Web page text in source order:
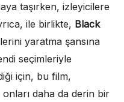
taşırken, izleyicilere
ile birlikte, Black
yaratma şansına
seçimleriyle
için, bu film,
onları daha da derin bir